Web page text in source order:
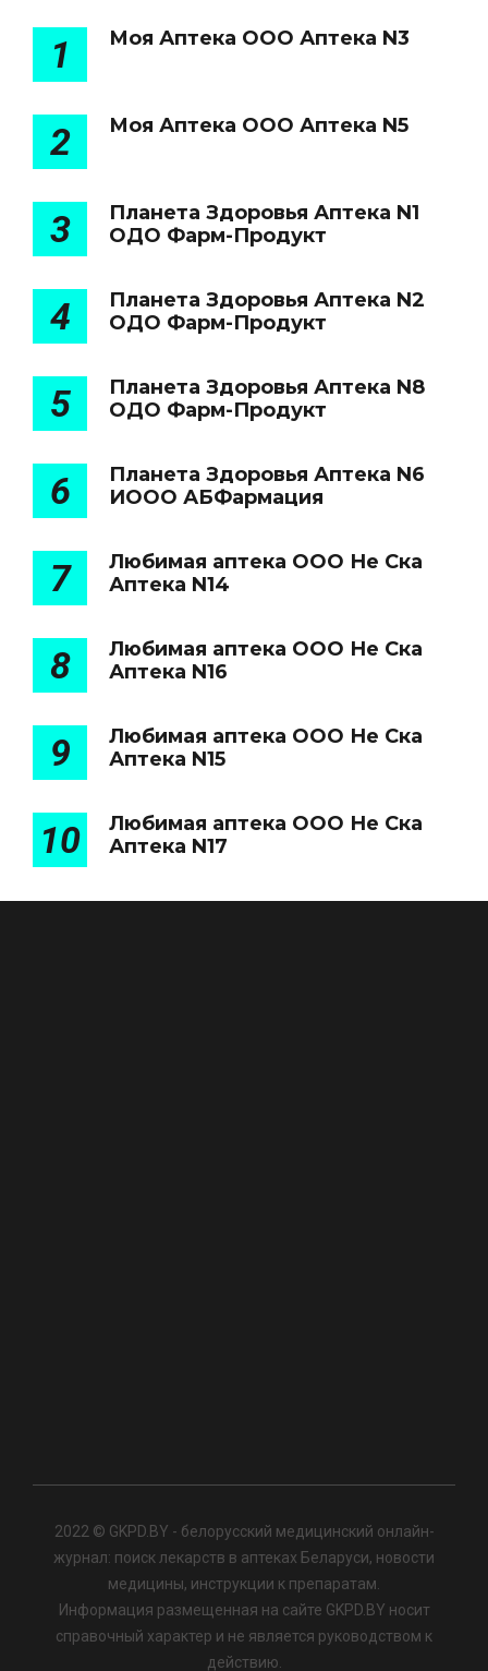
1 Моя Аптека ООО Аптека N3
2 Моя Аптека ООО Аптека N5
3
Планета Здоровья Аптека N1
ОДО Фарм-Продукт
4
Планета Здоровья Аптека N2
ОДО Фарм-Продукт
5
Планета Здоровья Аптека N8
ОДО Фарм-Продукт
6
Планета Здоровья Аптека N6
ИООО АБФармация
7
Любимая аптека ООО Не Ска
Аптека N14
8
Любимая аптека ООО Не Ска
Аптека N16
9
Любимая аптека ООО Не Ска
Аптека N15
10
Любимая аптека ООО Не Ска
Аптека N17
2022 © GKPD.BY - белорусский медицинский онлайн-
журнал: поиск лекарств в аптеках Беларуси, новости
медицины, инструкции к препаратам.
Информация размещенная на сайте GKPD.BY носит
справочный характер и не является руководством к
действию.